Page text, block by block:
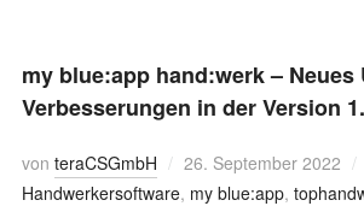
my blue:app hand:werk – Neues
Verbesserungen in der Version
von teraCSGmbH 26. September 2022
Handwerkersoftware, my blue:app,